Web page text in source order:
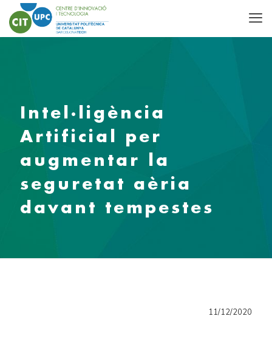
Intel·ligència
Artificial per
augmentar la
seguretat aèria
davant tempestes
11/12/2020